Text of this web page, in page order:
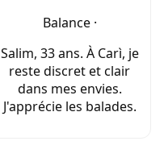
Balance ·
Salim, 33 ans. À Carì, je
reste discret et clair
dans mes envies.
J'apprécie les balades.